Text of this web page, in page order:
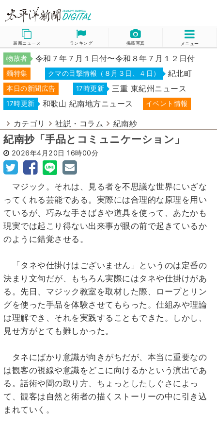
最新ニュース ランキング 掲載写真 メニュー
物故者 令和７年７月１日付〜令和８年７月１２日付
麺特集 クマの目撃情報（８月３日、４日） 紀北町
本日の新聞広告 17時更新 三重 東紀州ニュース
17時更新 和歌山 紀南地方ニュース イベント情報
カテゴリ 社説・コラム 紀南紗
紀南抄「手品とコミュニケーション」
2026年4月20日 16時00分
マジック。それは、見る者を不思議な世界にいざな
ってくれる芸能である。実際には合理的な原理を用い
ているが、巧みな手さばきや道具を使って、あたかも
現実では起こり得ない出来事が眼の前で起きているか
のように錯覚させる。
「タネや仕掛けはございません」というのは定番の
決まり文句だが、もちろん実際にはタネや仕掛けがあ
る。先日、マジック教室を取材した際、ロープとリン
グを使った手品を体験させてもらった。仕組みや理論
は理解でき、それを実践することもできた。しかし、
見せ方がとても難しかった。
タネにばかり意識が向きがちだが、本当に重要なの
は観客の視線や意識をどこに向けるかという演出であ
る。話術や間の取り方、ちょっとしたしぐさによっ
て、観客は自然と術者の描くストーリーの中に引き込
まれていく。